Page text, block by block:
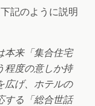
記のように説明
本来「集合住宅
程度の意しか持
広げ、ホテルの
する「総合世話